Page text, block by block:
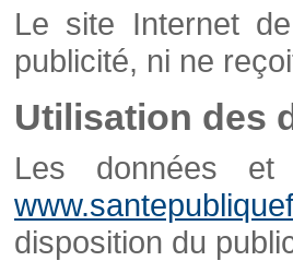
Le site Internet
publicité, ni ne
Utilisation des
Les données
disposition du